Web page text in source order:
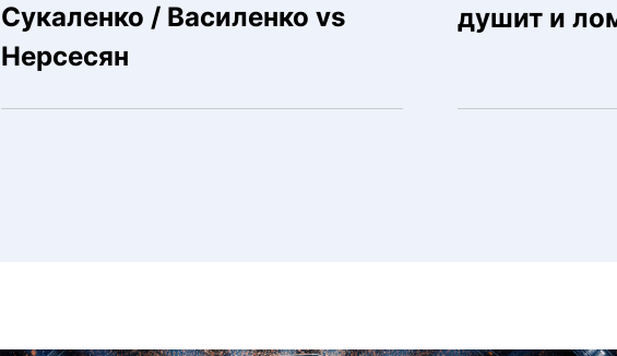
Сукаленко / Василенко vs
Нерсесян
душит и